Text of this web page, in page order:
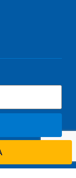
orienteret om
dit